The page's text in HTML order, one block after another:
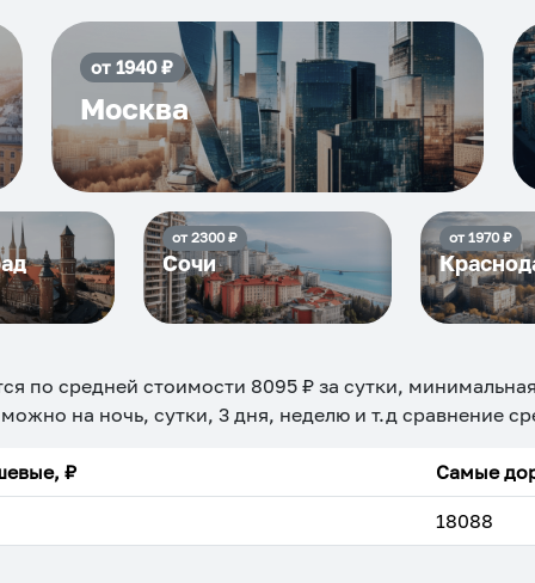
от1940₽
Москва
от 2300₽
Сочи
от 1970₽
по средней стоимости 8095 ₽ за сутки,
на ночь, сутки, 3 дня, неделю и т.д сравнение
₽ Самые
18088